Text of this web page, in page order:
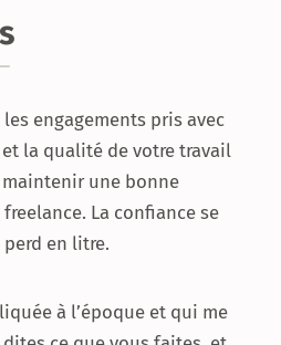
engagements pris avec
la qualité de votre travail
une bonne
La confiance se
en litre.
à l’époque et qui me